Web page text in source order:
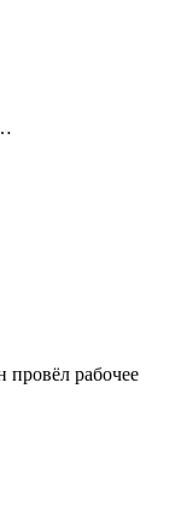
провёл рабочее